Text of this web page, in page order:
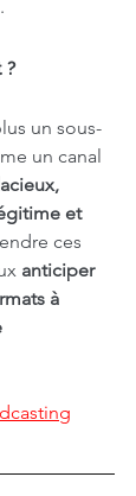
?
un sous-
un canal
et
ces
anticiper
à